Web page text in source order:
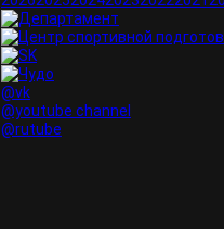
@vk
@youtube channel
@rutube